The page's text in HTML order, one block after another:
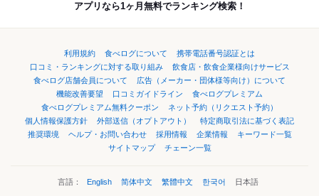
アプリなら1ヶ月無料でランキング検索！
利用規約 食べログについて
携帯電話番号認証とは
口コミ・ランキングに対する取り組み
飲食店・飲食企業様向けサービス
食べログ店舗会員について
広告（メーカー・団体様等向け）について
機能改善要望
口コミガイドライン
食べログプレミアム
食べログプレミアム無料クーポン
ネット予約（リクエスト予約）
個人情報保護方針
外部送信（オプトアウト）
特定商取引法に基づく表記
推奨環境
ヘルプ・お問い合わせ 採用情報 企業情報
キーワード一覧
サイトマップ
チェーン一覧
言語： English 简体中文 繁體中文 한국어 日本語